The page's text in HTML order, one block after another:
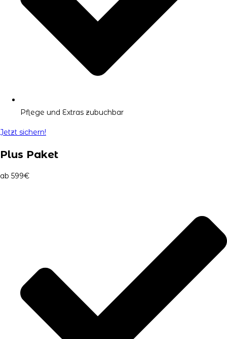
Pflege und Extras zubuchbar
Jetzt sichern!
Plus Paket
ab 599€